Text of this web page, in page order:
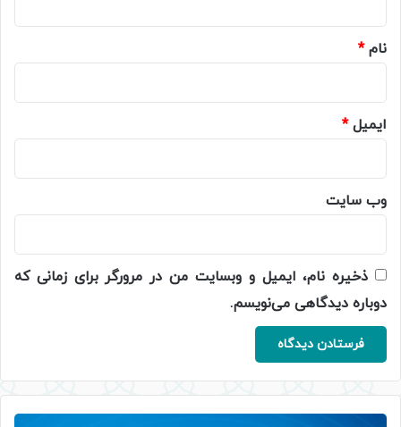
نام*
ایمیل*
وب‌ سایت
ذخیره نام، ایمیل و وبسایت من در مرورگر برای زمانی که
دوباره دیدگاهی می‌نویسم.